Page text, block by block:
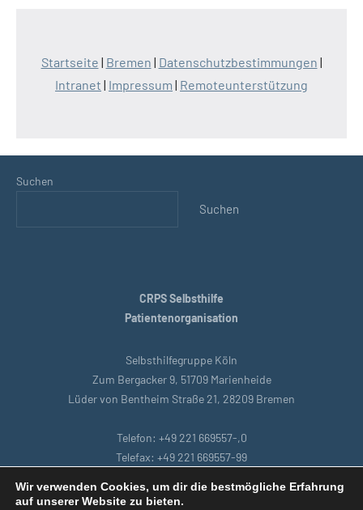
Startseite | Bremen | Datenschutzbestimmungen |
Intranet | Impressum | Remoteunterstützung
Suchen
Suchen
CRPS Selbsthilfe
Patientenorganisation
Selbsthilfegruppe Köln
Zum Bergacker 9, 51709 Marienheide
Lüder von Bentheim Straße 21, 28209 Bremen
Telefon: +49 221 669557-,0
Telefax: +49 221 669557-99
Wir verwenden Cookies, um dir die bestmögliche Erfahrung
auf unserer Website zu bieten.